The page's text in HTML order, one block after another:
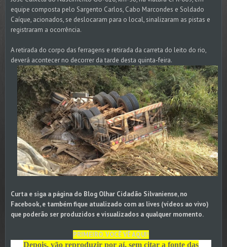
equipe composta pelo Sargento Carlos, Cabo Marcondes e Soldado
Caíque, acionados, se deslocaram para o local, sinalizaram as pistas e
registraram a ocorrência.
A retirada do corpo das ferragens e retirada da carreta do leito do rio,
deverá acontecer no decorrer da tarde desta quinta-feira.
Curta e siga a página do Blog Olhar Cidadão Silvaniense, no
Facebook, e também fique atualizado com as lives (vídeos ao vivo)
que poderão ser produzidos e visualizados a qualquer momento.
PRIMEIRO, VOCÊ VÊ AQUI!
Depois, vão reproduzir por aí, sem citar a fonte das